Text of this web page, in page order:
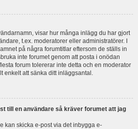
visar hur många inlägg du har gjort
t.ex. moderatorer eller administratörer. I
på några forumtitlar eftersom de ställs in
inte forumet genom att posta i onödan
forum tolererar inte detta och en moderator
enkelt att sänka ditt inläggsantal.
till en användare så kräver forumet att jag
kan skicka e-post via det inbygga e-